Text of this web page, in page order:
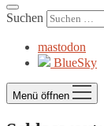
Suchen
mastodon
BlueSky
Menü öffnen